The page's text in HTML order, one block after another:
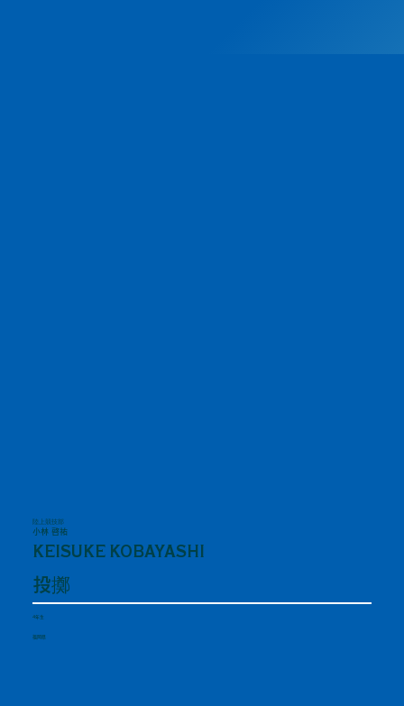
陸上競技部
小林 啓祐
KEISUKE KOBAYASHI
投擲
4年生
福岡県